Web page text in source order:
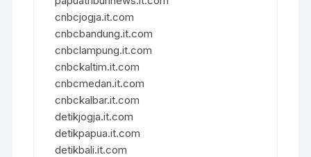
cnbcjogja.it.com
cnbcbandung.it.com
cnbclampung.it.com
cnbckaltim.it.com
cnbcmedan.it.com
cnbckalbar.it.com
detikjogja.it.com
detikpapua.it.com
detikbali.it.com